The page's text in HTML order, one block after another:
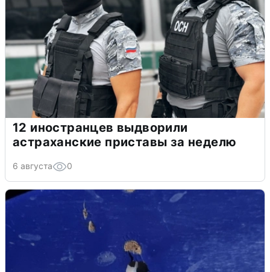
12 иностранцев выдворили
астраханские приставы за неделю
6 августа 0